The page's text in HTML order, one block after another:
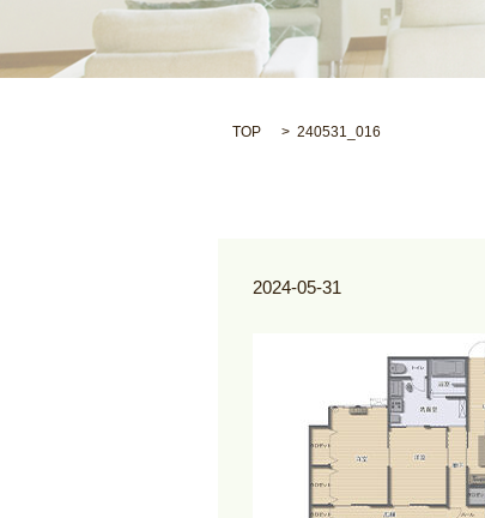
TOP 240531_016
2024-05-31